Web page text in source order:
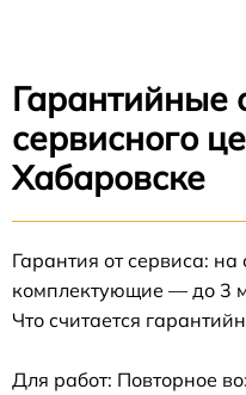
Гарантийные
сервисного
Хабаровске
Гарантия от сервиса:
комплектующие — до 3
Что считается
Для работ: Повторное